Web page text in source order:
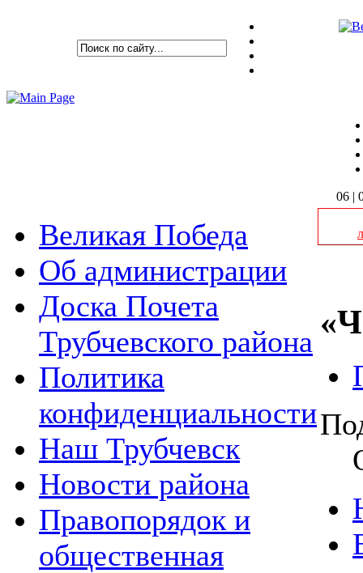
06 |
Великая Победа
Об администрации
Доска Почета
Трубчевского района
Политика
конфиденциальности
Наш Трубчевск
Новости района
Правопорядок и
общественная